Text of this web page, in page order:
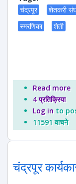
चंद्रपूर
शेतकरी
स्मरणिका
शेती
Read more
4 प्रतिक्रिया
Log in to
11591 वाचने
चंद्रपूर